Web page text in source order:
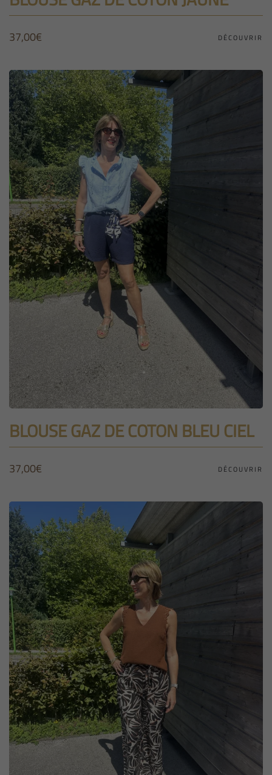
37,00€ DÉCOUVRIR
BLOUSE GAZ DE COTON BLEU CIEL
37,00€ DÉCOUVRIR